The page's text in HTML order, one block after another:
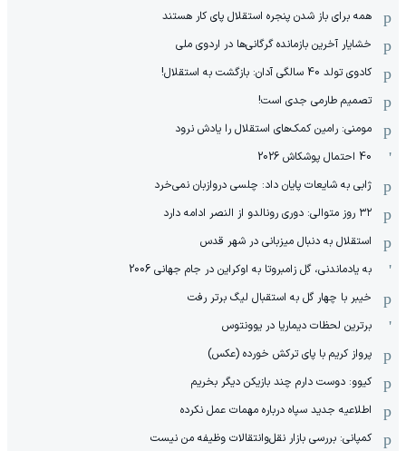
همه برای باز شدن پنجره استقلال پای کار هستند
خشایار آخرین بازمانده گرگانی‌ها در اردوی ملی
کادوی تولد 40 سالگی آدان: بازگشت به استقلال!
تصمیم طارمی جدی است!
مومنی: رامین کمک‌های استقلال را یادش نرود
40 احتمال پوشکاش 2026
ژابی به شایعات پایان داد: چلسی دروازبان نمی‌خرد
۳۲ روز متوالی: دوری رونالدو از النصر ادامه دارد
استقلال به دنبال میزبانی در شهر قدس
به یادماندنی، گل زامبروتا به اوکراین در جام جهانی 2006
خیبر با چهار گل به استقبال لیگ برتر رفت
برترین لحظات دیماریا در یوونتوس
پرواز کریم با پای ترکش خورده (عکس)
کیوو: دوست دارم چند بازیکن دیگر بخریم
اطلاعیه جدید سپاه درباره مهمات عمل نکرده
کمپانی: بررسی بازار نقل‌وانتقالات وظیفه من نیست